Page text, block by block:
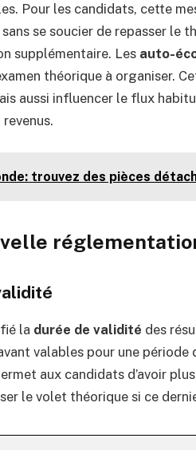
Pour les candidats, cette
se soucier de repasser le
supplémentaire. Les auto-
théorique à organiser.
aussi influencer le flux
trouvez des pièces
la durée de validité des
valables pour une
aux candidats d’avoir
le volet théorique si ce